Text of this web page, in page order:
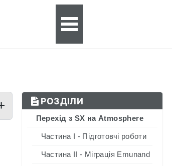
Toggle
menu
РОЗДІЛИ
Перехід з SX на Atmosphere
Частина I - Підготовчі роботи
Частина II - Міграція Emunand